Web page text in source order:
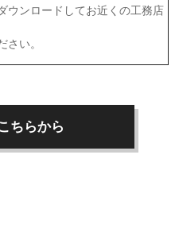
ウンロードしてお近くの工務店
さい。
ちらから